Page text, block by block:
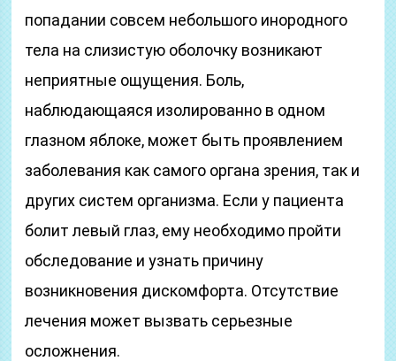
попадании совсем небольшого инородного
тела на слизистую оболочку возникают
неприятные ощущения. Боль,
наблюдающаяся изолированно в одном
глазном яблоке, может быть проявлением
заболевания как самого органа зрения, так и
других систем организма. Если у пациента
болит левый глаз, ему необходимо пройти
обследование и узнать причину
возникновения дискомфорта. Отсутствие
лечения может вызвать серьезные
осложнения.